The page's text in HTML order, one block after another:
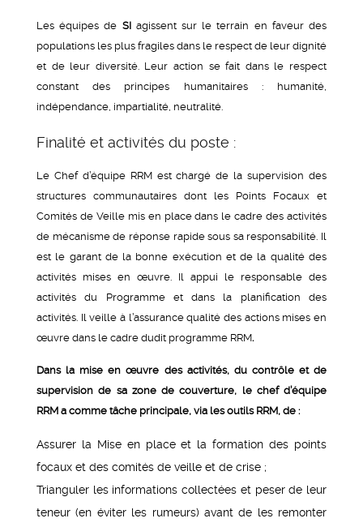
Les équipes de SIagissent sur le terrain en faveur des
populations les plus fragiles dans le respect de leur dignité
et de leur diversité. Leur action se fait dans le respect
constant des principes humanitaires : humanité,
indépendance, impartialité, neutralité.
Finalité et activités du poste :
Le Chef d’équipe RRM est chargé de la supervision des
structures communautaires dont les Points Focaux et
Comités de Veille mis en place dans le cadre des activités
de mécanisme de réponse rapide sous sa responsabilité. Il
est le garant de la bonne exécution et de la qualité des
activités mises en œuvre. Il appui le responsable des
activités du Programme et dans la planification des
activités. Il veille à l’assurance qualité des actions mises en
œuvre dans le cadre dudit programme RRM.
Dans la mise en œuvre des activités, du contrôle et de
supervision de sa zone de couverture, le chef d’équipe
RRM a comme tâche principale, via les outils RRM, de :
Assurer la Mise en place et la formation des points
focaux et des comités de veille et de crise ;
Trianguler les informations collectées et peser de leur
teneur (en éviter les rumeurs) avant de les remonter